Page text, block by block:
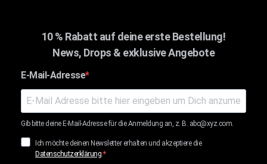
10 % Rabatt auf deine erste Bestellung!
News, Drops & exklusive Angebote
E-Mail-Adresse
Gib bitte deine E-Mail-Adresse für die Anmeldung an, z. B. abc@xyz.com.
Ich möchte deinen Newsletter erhalten und akzeptiere die
Datenschutzerklärung